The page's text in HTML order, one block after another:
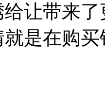
让带来
是在购